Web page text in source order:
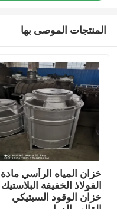
المنتجات الموصى بها
خزان المياه الرأسي مادة
الفولاذ الخفيفة البلاستيك
خزان الوقود السبتيكي
القالب الدوار